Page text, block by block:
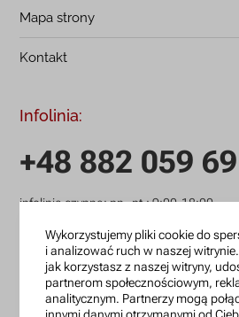
Mapa strony
Kontakt
Infolinia:
+48 882 059
infolinia czynna: pn.-pt.: 9:00-18:00
zamowienia@lanotti.com
Pisząc w sprawie swojego
wiadomości numer, który otrzymałeś
Wykorzystujemy pliki cookie do
i analizować ruch w naszej
jak korzystasz z naszej witryny,
partnerom społecznościowym,
analitycznym. Partnerzy mogą